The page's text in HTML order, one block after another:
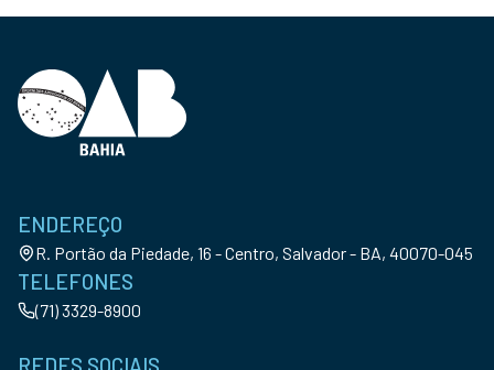
ENDEREÇO
R. Portão da Piedade, 16 - Centro, Salvador - BA, 40070-045
TELEFONES
(71) 3329-8900